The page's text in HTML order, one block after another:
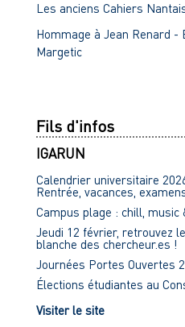
Les anciens Cahiers
Hommage à Jean Renard -
Margetic
Fils d'infos
IGARUN
Calendrier universitaire
Rentrée, vacances,
Campus plage : chill, music
Jeudi 12 février, retrouvez
blanche des chercheur.es !
Journées Portes Ouvertes
Élections étudiantes au
Visiter le site